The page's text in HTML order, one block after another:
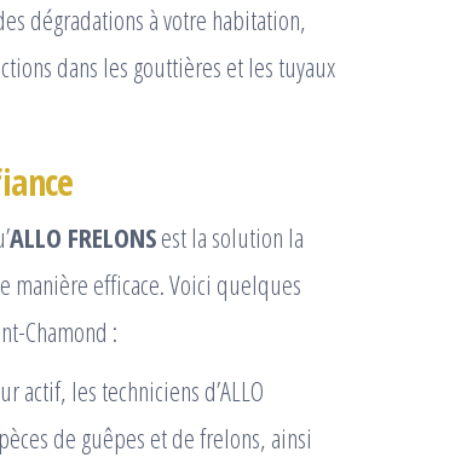
dégradations à votre habitation,
dans les gouttières et les tuyaux
ALLO FRELONSest la solution la
manière efficace. Voici quelques
Chamond :
actif, les techniciens d’ALLO
de guêpes et de frelons, ainsi